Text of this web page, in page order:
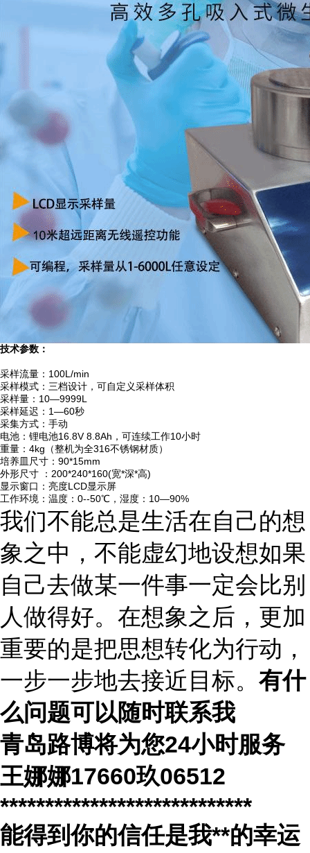
技术参数：
采样流量： 100L/min
采样模式：三档设计，可自定义采样体积
采样量： 10—9999L
采样延迟： 1—60秒
采集方式：手动
电池：锂电池16.8V 8.8Ah ，可连续工作10小时
重量： 4kg （整机为全316不锈钢材质）
培养皿尺寸： 90*15mm
外形尺寸
： 200*240*160(宽*深*高)
显示窗口：亮度LCD显示屏
工作环境：温度： 0--50℃，湿度： 10—90%
我们不能总是生活在自己的想
象之中，不能虚幻地设想如果
自己去做某一件事一定会比别
人做得好。在想象之后，更加
重要的是把思想转化为行动，
一步一步地去接近目标。 有什
么问题可以随时联系我
青岛路博将为您24小时服务
王娜娜17660玖06512
****************************
能得到你的信任是我**的幸运